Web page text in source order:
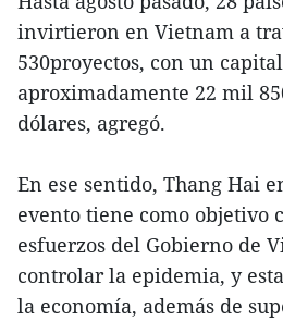
invirtieron en Vietnam a
530proyectos, con un
aproximadamente 22 mil
dólares, agregó.
En ese sentido, Thang Hai
evento tiene como objetivo
esfuerzos del Gobierno de
controlar la epidemia, y
la economía, además de